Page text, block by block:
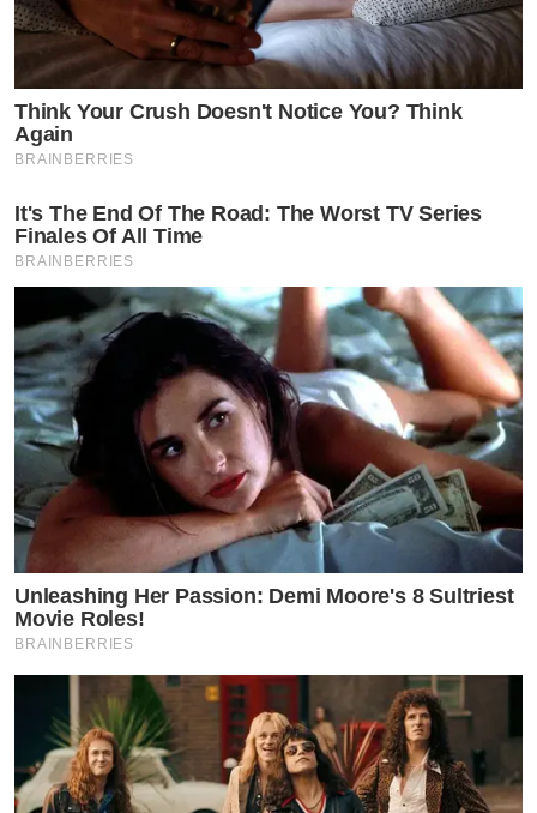
น้องชิโน่ ลูกชายคนโตของพลอย ชิดจันทร์ ไม่ได้มีดีแค่ความ
หล่อเท่านั้น แต่เขายังเป็นเด็กที่มีความสามารถรอบด้าน ทั้ง
ด้านการเรียน กีฬา และดนตรี เรียกได้ว่าเป็นลูกไม้ที่หล่นไม่
ไกลต้นของ “พลอย ชิดจันทร์” เลยทีเดียว
หลังจากคลิปเบื้องหลังการถ่ายแบบของน้องชิโน่ถูกเผยแพร่
Think Your Crush Doesn't Notice You? Think
Again
BRAINBERRIES
It's The End Of The Road: The Worst TV Series
Finales Of All Time
BRAINBERRIES
Unleashing Her Passion: Demi Moore's 8 Sultriest
Movie Roles!
BRAINBERRIES